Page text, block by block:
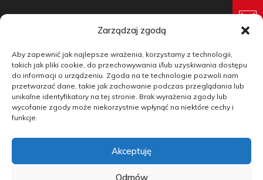
Zarządzaj zgodą
Aby zapewnić jak najlepsze wrażenia, korzystamy z technologii,
takich jak pliki cookie, do przechowywania i/lub uzyskiwania dostępu
do informacji o urządzeniu. Zgoda na te technologie pozwoli nam
przetwarzać dane, takie jak zachowanie podczas przeglądania lub
unikalne identyfikatory na tej stronie. Brak wyrażenia zgody lub
wycofanie zgody może niekorzystnie wpłynąć na niektóre cechy i
funkcje.
Akceptuję
Odmów
Samochody używane
Doradztwo
Finansowanie
Kontakt
copyright by carmotive.pl 2026©